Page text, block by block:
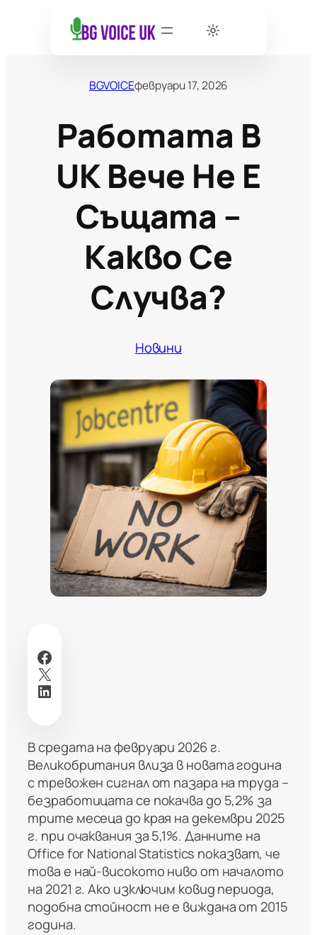
BGVOICEфевруари 17, 2026
Работата В
UK Вече Не Е
Същата –
Какво Се
Случва?
Новини
Facebook
X
LinkedIn
В средата на февруари 2026 г.
Великобритания влиза в новата година
с тревожен сигнал от пазара на труда –
безработицата се покачва до 5,2% за
трите месеца до края на декември 2025
г. при очаквания за 5,1%. Данните на
Office for National Statistics показват, че
това е най-високото ниво от началото
на 2021 г. Ако изключим ковид периода,
подобна стойност не е виждана от 2015
година.